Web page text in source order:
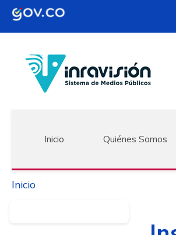
Pasar al contenido principal
Inicio Quiénes Somos
Inicio